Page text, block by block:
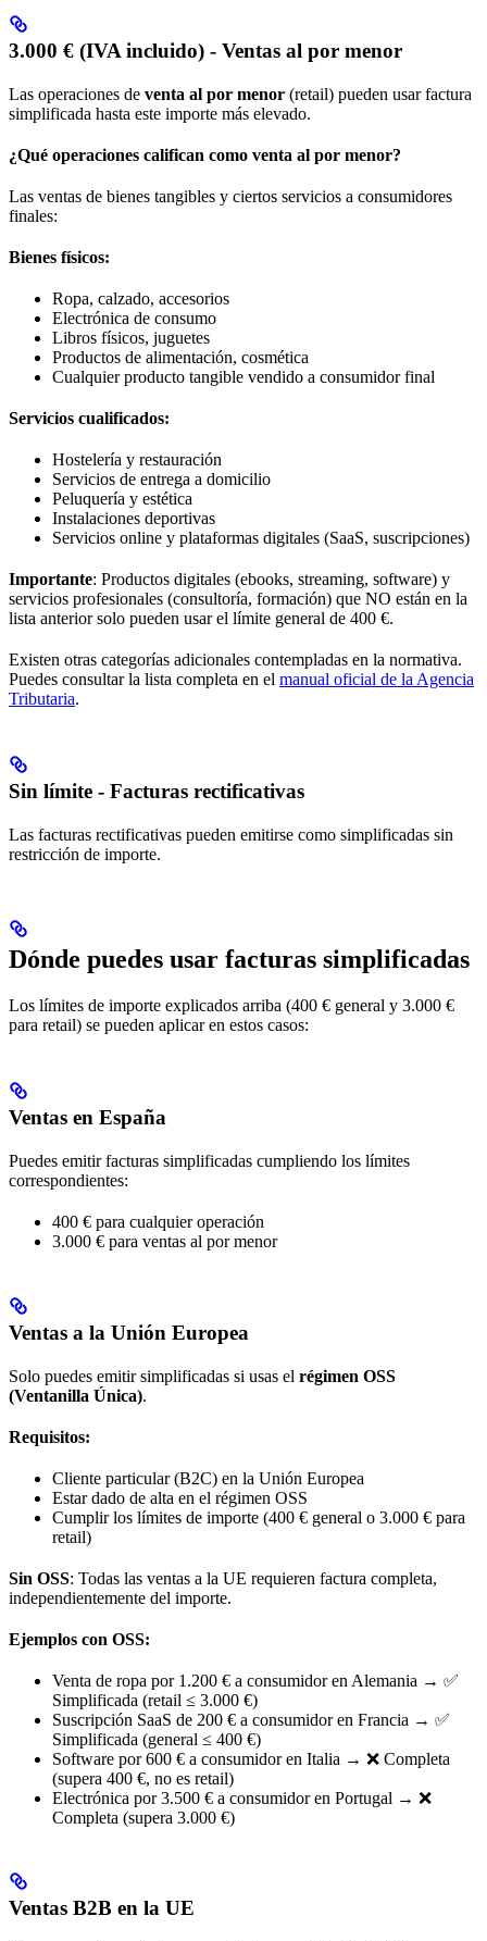
3.000 € (IVA incluido) - Ventas al por menor
Las operaciones de venta al por menor (retail) pueden usar factura
simplificada hasta este importe más elevado.
¿Qué operaciones califican como venta al por menor?
Las ventas de bienes tangibles y ciertos servicios a consumidores
finales:
Bienes físicos:
Ropa, calzado, accesorios
Electrónica de consumo
Libros físicos, juguetes
Productos de alimentación, cosmética
Cualquier producto tangible vendido a consumidor final
Servicios cualificados:
Hostelería y restauración
Servicios de entrega a domicilio
Peluquería y estética
Instalaciones deportivas
Servicios online y plataformas digitales (SaaS, suscripciones)
Importante: Productos digitales (ebooks, streaming, software) y
servicios profesionales (consultoría, formación) que NO están en la
lista anterior solo pueden usar el límite general de 400 €.
Existen otras categorías adicionales contempladas en la normativa.
Puedes consultar la lista completa en el manual oficial de la Agencia
Tributaria.
Sin límite - Facturas rectificativas
Las facturas rectificativas pueden emitirse como simplificadas sin
restricción de importe.
Dónde puedes usar facturas simplificadas
Los límites de importe explicados arriba (400 € general y 3.000 €
para retail) se pueden aplicar en estos casos:
Ventas en España
Puedes emitir facturas simplificadas cumpliendo los límites
correspondientes:
400 € para cualquier operación
3.000 € para ventas al por menor
Ventas a la Unión Europea
Solo puedes emitir simplificadas si usas el régimen OSS
(Ventanilla Única).
Requisitos:
Cliente particular (B2C) en la Unión Europea
Estar dado de alta en el régimen OSS
Cumplir los límites de importe (400 € general o 3.000 € para
retail)
Sin OSS: Todas las ventas a la UE requieren factura completa,
independientemente del importe.
Ejemplos con OSS:
Venta de ropa por 1.200 € a consumidor en Alemania → ✅
Simplificada (retail ≤ 3.000 €)
Suscripción SaaS de 200 € a consumidor en Francia → ✅
Simplificada (general ≤ 400 €)
Software por 600 € a consumidor en Italia → ❌ Completa
(supera 400 €, no es retail)
Electrónica por 3.500 € a consumidor en Portugal → ❌
Completa (supera 3.000 €)
Ventas B2B en la UE